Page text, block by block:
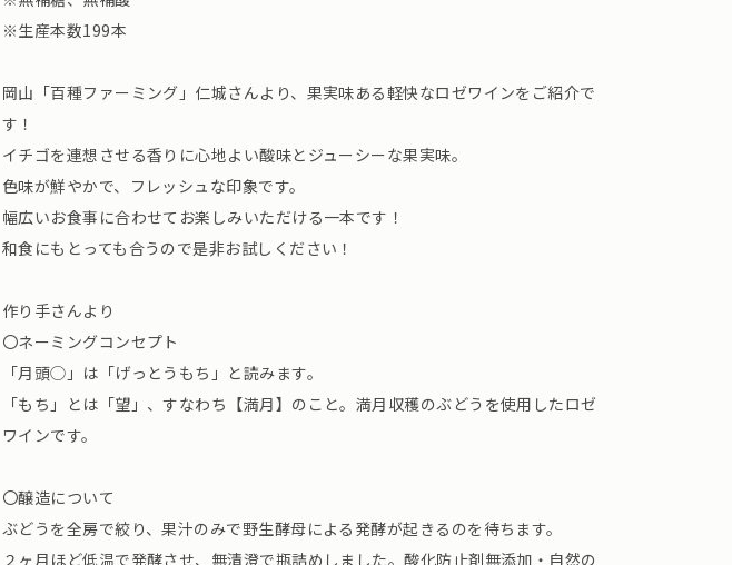
※生産本数199本
岡山「百種ファーミング」仁城さんより、果実味ある軽快なロゼワインをご紹介で
す！
イチゴを連想させる香りに心地よい酸味とジューシーな果実味。
色味が鮮やかで、フレッシュな印象です。
幅広いお食事に合わせてお楽しみいただける一本です！
和食にもとっても合うので是非お試しください！
作り手さんより
〇ネーミングコンセプト
「月頭◯」は「げっとうもち」と読みます。
「もち」とは「望」、すなわち【満月】のこと。満月収穫のぶどうを使用したロゼ
ワインです。
〇醸造について
ぶどうを全房で絞り、果汁のみで野生酵母による発酵が起きるのを待ちます。
２ヶ月ほど低温で発酵させ、無清澄で瓶詰めしました。酸化防止剤無添加・自然の